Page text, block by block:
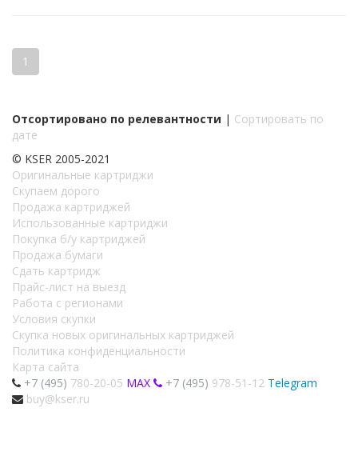
1
Отсортировано по релевантности | Сортировать по
дате
© KSER 2005-2021
Оригинальные картриджи
Скупаем дорого
Продажа картриджей
Использованные картриджи
Покупка б/у картриджей
Продажа бумаги
Сдать картридж
Прайс-лист на выезд
Работа с регионами
Условия скупки
Скупка новых оригинальных картриджей
Политика конфиденциальности
Карта сайта
+7 (495) 780-20-05 MAX +7 (495) 978-51-12 Telegram
buy@kser.ru